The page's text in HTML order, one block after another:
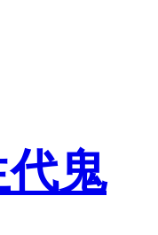
代鬼